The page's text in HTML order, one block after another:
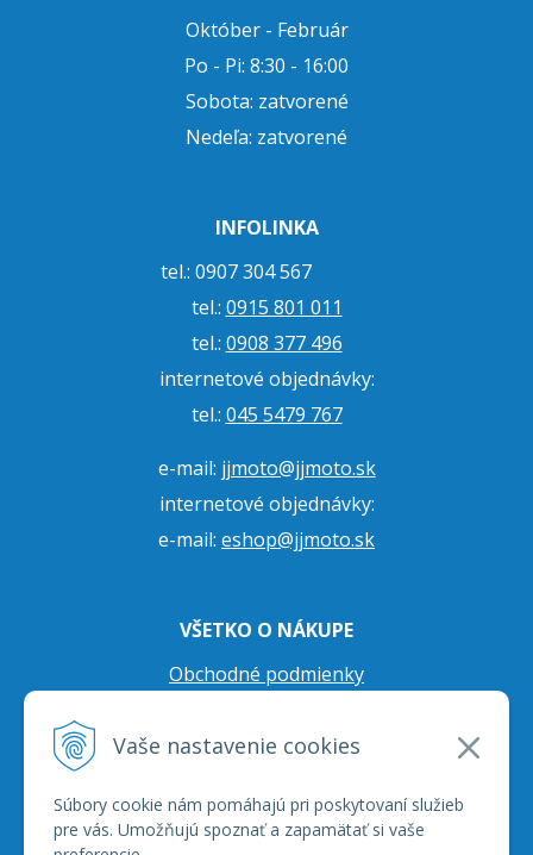
Vaše nastavenie cookies
Súbory cookie nám pomáhajú pri poskytovaní služieb
pre vás. Umožňujú spoznať a zapamätať si vaše
Október - Február
Po - Pi: 8:30 - 16:00
Sobota: zatvorené
Nedeľa: zatvorené
INFOLINKA
tel.: 0907 304 567
tel.: 0915 801 011
tel.: 0908 377 496
internetové objednávky:
tel.: 045 5479 767
e-mail: jjmoto@jjmoto.sk
internetové objednávky:
e-mail: eshop@jjmoto.sk
VŠETKO O NÁKUPE
Obchodné podmienky
Prepravné podmienky